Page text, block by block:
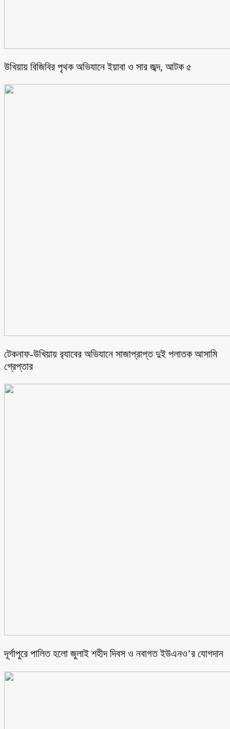
উখিয়ায় বিজিবির পৃথক অভিযানে ইয়াবা ও সার জব্দ, আটক ৫
টেকনাফ-উখিয়ায় র‌্যাবের অভিযানে সাজাপ্রাপ্ত দুই পলাতক আসামি
গ্রেপ্তার
‎দূর্গাপুরে পালিত হলো জুলাই শহীদ দিবস ও নবাগত ইউএনও’র যোগদান ‎